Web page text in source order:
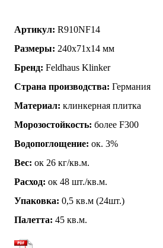
Артикул: R910NF14
Размеры: 240x71x14 мм
Бренд: Feldhaus Klinker
Страна производства: Германия
Материал: клинкерная плитка
Морозостойкость: более F300
Водопоглощение: ок. 3%
Вес: ок 26 кг/кв.м.
Расход: ок 48 шт./кв.м.
Упаковка: 0,5 кв.м (24шт.)
Палетта: 45 кв.м.